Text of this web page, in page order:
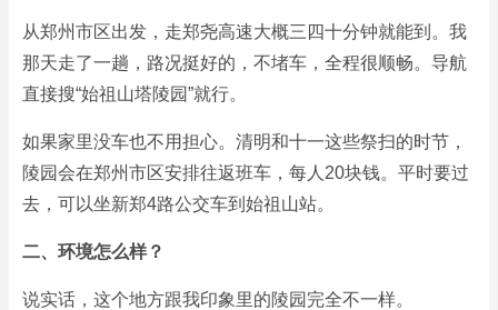
从郑州市区出发，走郑尧高速大概三四十分钟就能到。我
那天走了一趟，路况挺好的，不堵车，全程很顺畅。导航
直接搜“始祖山塔陵园”就行。
如果家里没车也不用担心。清明和十一这些祭扫的时节，
陵园会在郑州市区安排往返班车，每人20块钱。平时要过
去，可以坐新郑4路公交车到始祖山站。
二、环境怎么样？
说实话，这个地方跟我印象里的陵园完全不一样。